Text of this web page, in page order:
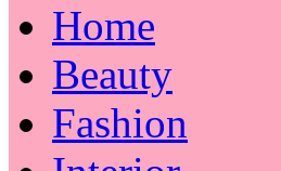
Home
Beauty
Fashion